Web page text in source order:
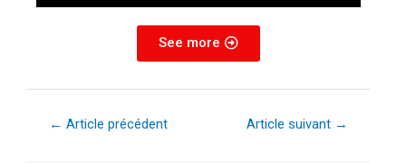
See more
← Article précédent Article suivant →